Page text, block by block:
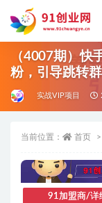
（4007期）快
粉，引导跳转
实战VIP项目
当前位置： 首页
91加盟商/详